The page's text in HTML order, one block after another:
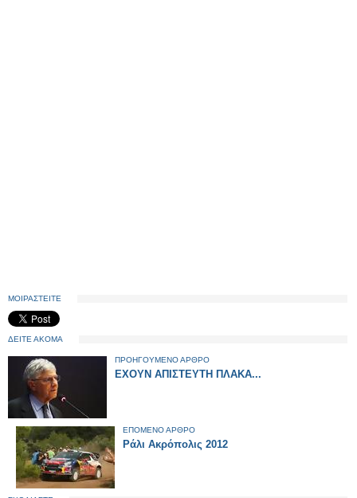
ΜΟΙΡΑΣΤΕΙΤΕ
ΔΕΙΤΕ ΑΚΟΜΑ
ΠΡΟΗΓΟΥΜΕΝΟ ΑΡΘΡΟ
ΕΧΟΥΝ ΑΠΙΣΤΕΥΤΗ ΠΛΑΚΑ...
ΕΠΟΜΕΝΟ ΑΡΘΡΟ
Ράλι Ακρόπολις 2012